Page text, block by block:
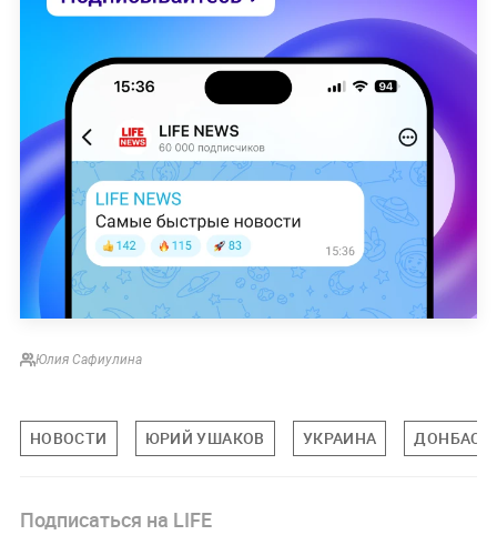
Юлия Сафиулина
НОВОСТИ ЮРИЙ УШАКОВ УКРАИНА ДОНБАСС
Подписаться на LIFE